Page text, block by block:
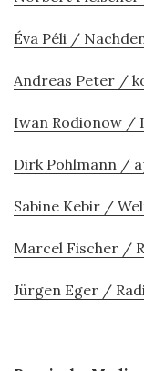
Éva Péli /
Andreas Peter /
Iwan Rodionow /
Dirk Pohlmann /
Sabine Kebir /
Marcel Fischer /
Jürgen Eger /